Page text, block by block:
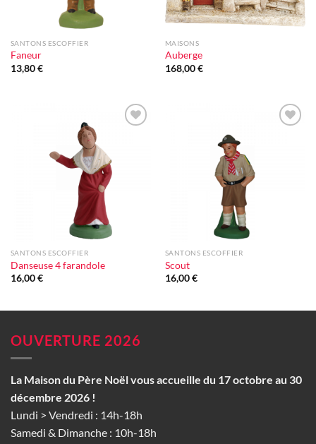
SANTONS ESCOFFIER
Faneur
13,80€
MAISONS
Auberge
168,00€
SANTONS ESCOFFIER
Danseuse 4 farandole
16,00€
SANTONS ESCOFFIER
Scout
16,00€
OUVERTURE 2026
La Maison du Père Noël vous accueille du 17 octobre au 30
décembre 2026 !
Lundi > Vendredi : 14h-18h
Samedi & Dimanche : 10h-18h